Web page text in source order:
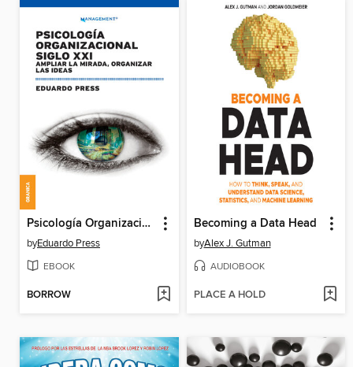
Psicología Organizacional Siglo XXI
byEduardo Press
EBOOK
BORROW
Becoming a Data Head
byAlex J. Gutman
AUDIOBOOK
PLACE A HOLD